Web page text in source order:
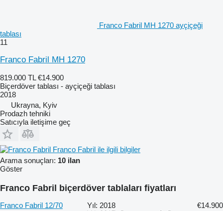
Franco Fabril MH 1270 ayçiçeği
tablası
11
Franco Fabril MH 1270
819.000 TL €14.900
Biçerdöver tablası - ayçiçeği tablası
2018
Ukrayna, Kyiv
Prodazh tehniki
Satıcıyla iletişime geç
Franco Fabril ile ilgili bilgiler
Arama sonuçları: 10 ilan
Göster
Franco Fabril biçerdöver tablaları fiyatları
Franco Fabril 12/70 Yıl: 2018
€14.900